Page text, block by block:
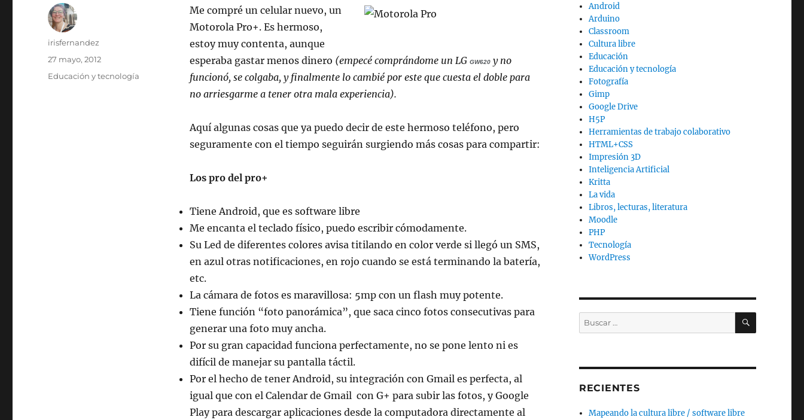
Me compré un celular nuevo, un
Motorola Pro+. Es hermoso,
estoy muy contenta, aunque
esperaba gastar menos dinero (empecé comprándome un LG GW620y no
funcionó, se colgaba, y finalmente lo cambié por este que cuesta el doble para
no arriesgarme a tener otra mala experiencia).
Aquí algunas cosas que ya puedo decir de este hermoso teléfono, pero
seguramente con el tiempo seguirán surgiendo más cosas para compartir:
Los pro del pro+
Tiene Android, que es software libre
Me encanta el teclado físico, puedo escribir cómodamente.
Su Led de diferentes colores avisa titilando en color verde si llegó un SMS,
en azul otras notificaciones, en rojo cuando se está terminando la batería,
etc.
La cámara de fotos es maravillosa: 5mp con un flash muy potente.
Tiene función “foto panorámica”, que saca cinco fotos consecutivas para
generar una foto muy ancha.
Por su gran capacidad funciona perfectamente, no se pone lento ni es
difícil de manejar su pantalla táctil.
Por el hecho de tener Android, su integración con Gmail es perfecta, al
igual que con el Calendar de Gmail con G+ para subir las fotos, y Google
Play para descargar aplicaciones desde la computadora directamente al
Autor
irisfernandez
Publicado
27 mayo, 2012
Categorías
Educación y tecnología
Android
Arduino
Classroom
Cultura libre
Educación
Educación y tecnología
Fotografía
Gimp
Google Drive
H5P
Herramientas de trabajo colaborativo
HTML+CSS
Impresión 3D
Inteligencia Artificial
Kritta
La vida
Libros, lecturas, literatura
Moodle
PHP
Tecnología
WordPress
Buscar
por:
BUSCAR
RECIENTES
Mapeando la cultura libre / software libre